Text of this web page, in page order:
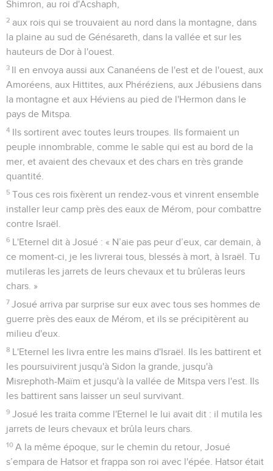
Shimron, au roi d'Acshaph,
2 aux rois qui se trouvaient au nord dans la montagne, dans
la plaine au sud de Génésareth, dans la vallée et sur les
hauteurs de Dor à l'ouest.
3
Il en envoya aussi aux Cananéens de l'est et de l'ouest, aux
Amoréens, aux Hittites, aux Phéréziens, aux Jébusiens dans
la montagne et aux Héviens au pied de l'Hermon dans le
pays de Mitspa.
4
Ils sortirent avec toutes leurs troupes. Ils formaient un
peuple innombrable, comme le sable qui est au bord de la
mer, et avaient des chevaux et des chars en très grande
quantité.
5 Tous ces rois fixèrent un rendez-vous et vinrent ensemble
installer leur camp près des eaux de Mérom, pour combattre
contre Israël.
6
L'Eternel dit à Josué : « N’aie pas peur d’eux, car demain, à
ce moment-ci, je les livrerai tous, blessés à mort, à Israël. Tu
mutileras les jarrets de leurs chevaux et tu brûleras leurs
chars. »
7 Josué arriva par surprise sur eux avec tous ses hommes de
guerre près des eaux de Mérom, et ils se précipitèrent au
milieu d'eux.
8
L'Eternel les livra entre les mains d'Israël. Ils les battirent et
les poursuivirent jusqu'à Sidon la grande, jusqu'à
Misrephoth-Maïm et jusqu'à la vallée de Mitspa vers l'est. Ils
les battirent sans laisser un seul survivant.
9 Josué les traita comme l'Eternel le lui avait dit : il mutila les
jarrets de leurs chevaux et brûla leurs chars.
10 A la même époque, sur le chemin du retour, Josué
s’empara de Hatsor et frappa son roi avec l'épée. Hatsor était